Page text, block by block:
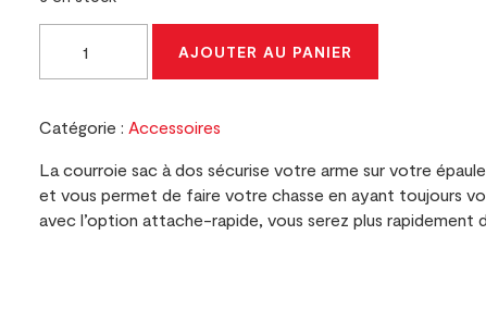
Courroie
à
Dos
AJOUTER AU PANIER
Catégorie : Accessoires
La courroie sac à dos sécurise votre arme sur votre
et vous permet de faire votre chasse en ayant toujours
avec l’option attache-rapide, vous serez plus rapidement